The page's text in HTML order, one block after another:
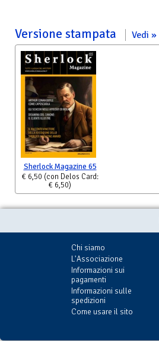
Versione stampata Vedi
Sherlock Magazine 65
€ 6,50 (con Delos Card:
€ 6,50)
Chi siamo
L'Associazione
Informazioni sui
pagamenti
Informazioni sulle
spedizioni
Come usare il sito